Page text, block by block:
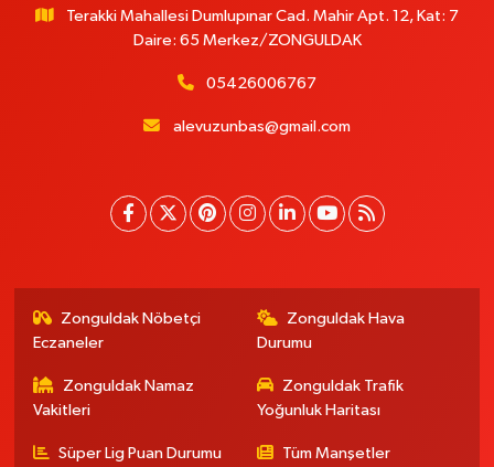
Terakki Mahallesi Dumlupınar Cad. Mahir Apt. 12, Kat: 7
Daire: 65 Merkez/ZONGULDAK
05426006767
alevuzunbas@gmail.com
Zonguldak Nöbetçi
Eczaneler
Zonguldak Hava
Durumu
Zonguldak Namaz
Vakitleri
Zonguldak Trafik
Yoğunluk Haritası
Süper Lig Puan Durumu
Tüm Manşetler